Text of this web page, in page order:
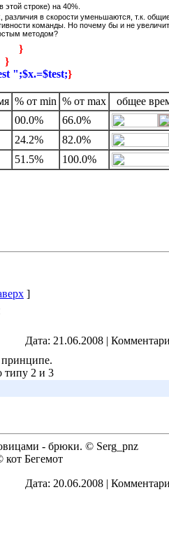
этой строке) на 40%.
различия в скорости уменьшаются, т.к.
команды. Но почему бы и не
методом?
}
}
";$x.=$test;}
% от min % от max
общее
00.0%
66.0%
24.2%
82.0%
51.5% 100.0%
]
Дата: 21.06.2008 |
принципе.
типу 2 и 3
- брюки. © Serg_pnz
Бегемот
Дата: 20.06.2008 |